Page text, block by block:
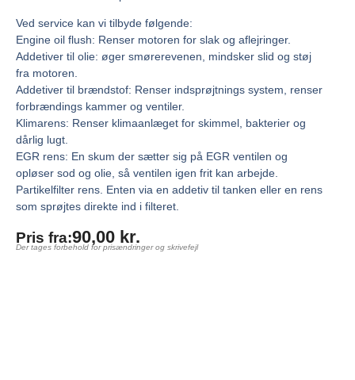
Ved service kan vi tilbyde følgende:
Engine oil flush: Renser motoren for slak og aflejringer.
Addetiver til olie: øger smørerevenen, mindsker slid og støj
fra motoren.
Addetiver til brændstof: Renser indsprøjtnings system, renser
forbrændings kammer og ventiler.
Klimarens: Renser klimaanlæget for skimmel, bakterier og
dårlig lugt.
EGR rens: En skum der sætter sig på EGR ventilen og
opløser sod og olie, så ventilen igen frit kan arbejde.
Partikelfilter rens. Enten via en addetiv til tanken eller en rens
som sprøjtes direkte ind i filteret.
Pris fra:90,00 kr.
Der tages forbehold for prisændringer og skrivefejl